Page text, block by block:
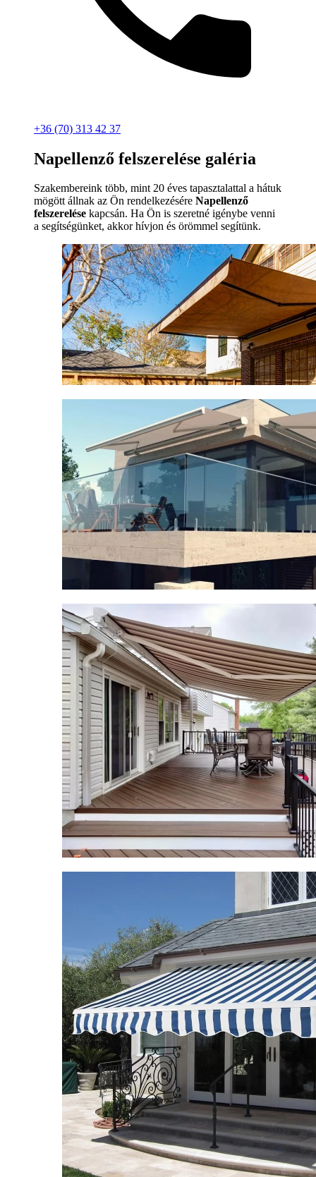
+36 (70) 313 42 37
Napellenző felszerelése galéria
Szakembereink több, mint 20 éves tapasztalattal a hátuk
mögött állnak az Ön rendelkezésére Napellenző
felszerelése kapcsán. Ha Ön is szeretné igénybe venni
a segítségünket, akkor hívjon és örömmel segítünk.